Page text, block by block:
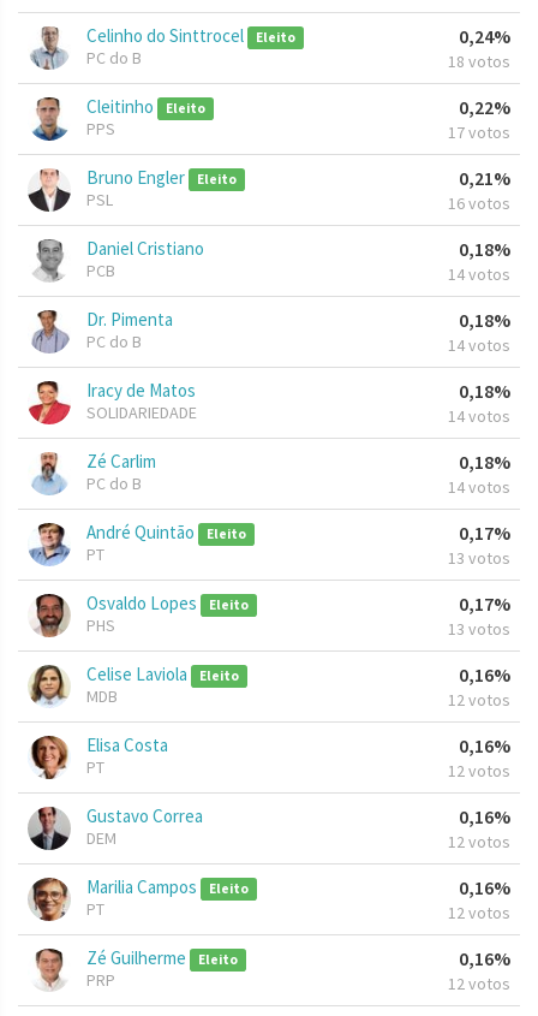
Celinho do Sinttrocel Eleito
PC do B
0,24%
18 votos
Cleitinho Eleito
PPS
0,22%
17 votos
Bruno Engler Eleito
PSL
0,21%
16 votos
Daniel Cristiano
PCB
0,18%
14 votos
Dr. Pimenta
PC do B
0,18%
14 votos
Iracy de Matos
SOLIDARIEDADE
0,18%
14 votos
Zé Carlim
PC do B
0,18%
14 votos
André Quintão Eleito
PT
0,17%
13 votos
Osvaldo Lopes Eleito
PHS
0,17%
13 votos
Celise Laviola Eleito
MDB
0,16%
12 votos
Elisa Costa
PT
0,16%
12 votos
Gustavo Correa
DEM
0,16%
12 votos
Marilia Campos Eleito
PT
0,16%
12 votos
Zé Guilherme Eleito
PRP
0,16%
12 votos